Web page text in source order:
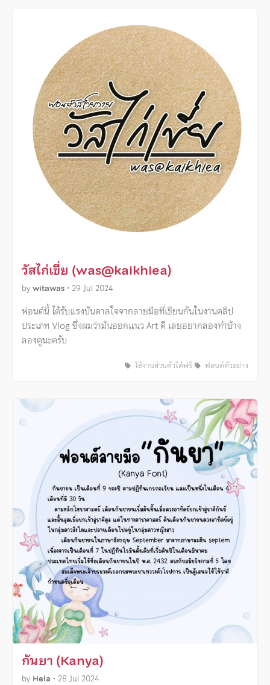
วัสไก่เขี่ย (was@kaikhiea)
bywitawas • 29 Jul 2024
ฟอนต์นี้ ได้รับแรงบันดาลใจจากลายมือที่เขียนกันในงานคลิป
ประเภท Vlog ซึ่งผมว่ามันออกแนว Art ดี เลยอยากลองทำบ้าง
ลองดูนะครับ
ใช้งานส่วนตัวได้ฟรี ฟอนต์ตัวอย่าง
กันยา (Kanya)
by Hela • 28 Jul 2024